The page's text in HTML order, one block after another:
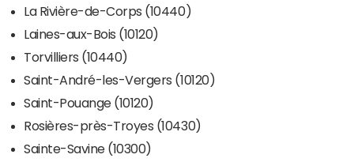
La Rivière-de-Corps (10440)
Laines-aux-Bois (10120)
Torvilliers (10440)
Saint-André-les-Vergers (10120)
Saint-Pouange (10120)
Rosières-près-Troyes (10430)
Sainte-Savine (10300)